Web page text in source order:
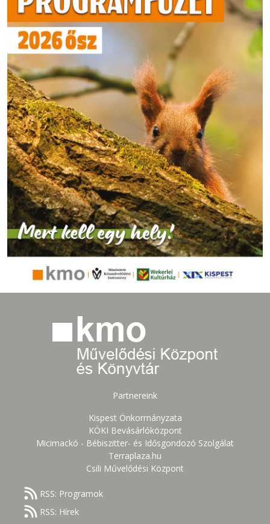
Partnereink
Kispest Önkormányzata
KÖKI Bevásárlóközpont
Micimackó - Bébiszitter- és Idősgondozó Szolgálat
Terraplaza.hu
Csili Művelődési Központ
RSS: Programok
RSS: Hírek